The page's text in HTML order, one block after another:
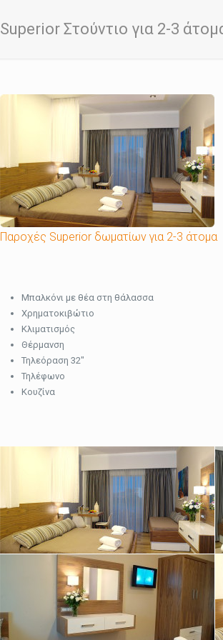
Superior Στούντιο για 2-3
Παροχές Superior δωματίων για 2-3 άτομα
Μπαλκόνι με θέα στη θάλασσα
Χρηματοκιβώτιο
Κλιματισμός
Θέρμανση
Τηλεόραση 32″
Τηλέφωνο
Κουζίνα